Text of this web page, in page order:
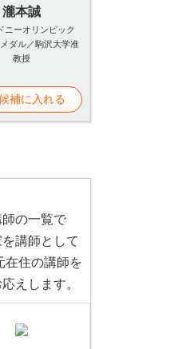
瀧本誠
ニーオリンピック
ダル／駒沢大学准
教授
補に入れる
の一覧で
講師として
在住の講師を
えします。